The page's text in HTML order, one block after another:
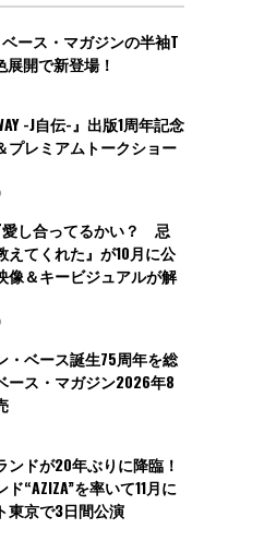
ース・マガジンの半袖T
展開で新登場！
-J自伝-』出版1周年記念
プレミアムトークショー
し合ってるかい？ 忌
えてくれた』が10月に公
像＆キービジュアルが解
・ベース誕生75周年を総
ース・マガジン2026年8
ンドが20年ぶりに降臨！
“AZIZA”を率いて11月に
東京で3日間公演